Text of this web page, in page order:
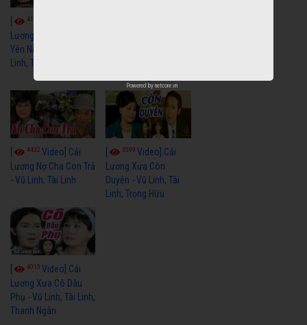
4113
Lương Xưa Hãy Ngủ
Yên Niềm Đau - Vũ
Linh, Tài Linh
4432 Video] Cải
Lương Nợ Cha Con Trả
- Vũ Linh, Tài Linh
3599Video] Cải
Lương Xưa Còn
Duyên - Vũ Linh, Tài
Linh, Trọng Hữu
[ 4015 Video] Cải
Lương Xưa Cô Dâu
Phụ - Vũ Linh, Tài Linh,
Thanh Ngân
Powered by netcore.vn